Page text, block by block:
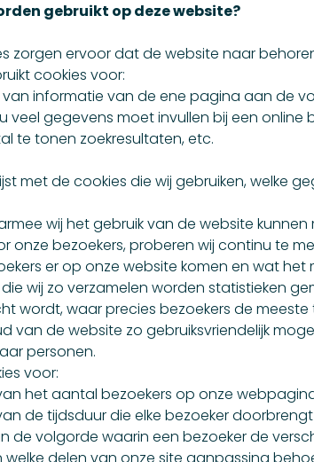
gebruikt op deze website?
zorgen ervoor dat de website naar
cookies voor:
informatie van de ene pagina aan de
veel gegevens moet invullen bij een
te tonen zoekresultaten, etc.
met de cookies die wij gebruiken, welke
wij het gebruik van de website
onze bezoekers, proberen wij continu te
er op onze website komen en wat het
wij zo verzamelen worden statistieken
wordt, waar precies bezoekers de
van de website zo gebruiksvriendelijk
personen.
voor:
het aantal bezoekers op onze
de tijdsduur die elke bezoeker
de volgorde waarin een bezoeker de